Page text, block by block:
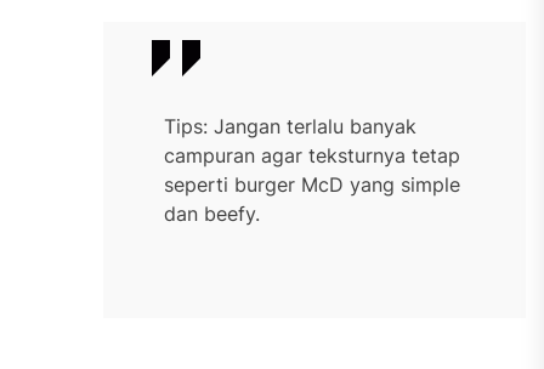
Tips: Jangan terlalu banyak
campuran agar teksturnya tetap
seperti burger McD yang simple
dan beefy.